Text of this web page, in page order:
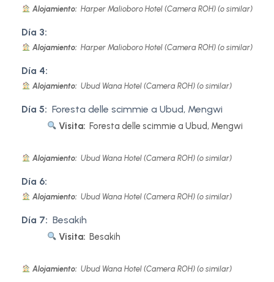
Alojamiento: Harper Malioboro Hotel (Camera ROH) (o similar)
Día 3:
Alojamiento: Harper Malioboro Hotel (Camera ROH) (o similar)
Día 4:
Alojamiento: Ubud Wana Hotel (Camera ROH) (o similar)
Día 5: Foresta delle scimmie a Ubud, Mengwi
Visita: Foresta delle scimmie a Ubud, Mengwi
Alojamiento: Ubud Wana Hotel (Camera ROH) (o similar)
Día 6:
Alojamiento: Ubud Wana Hotel (Camera ROH) (o similar)
Día 7: Besakih
Visita: Besakih
Alojamiento: Ubud Wana Hotel (Camera ROH) (o similar)